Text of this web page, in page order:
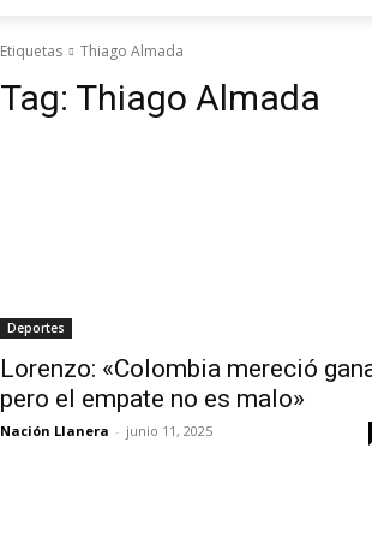
Etiquetas Thiago Almada
Tag: Thiago Almada
Deportes
Lorenzo: «Colombia mereció
pero el empate no es malo»
Nación Llanera - junio 11, 2025